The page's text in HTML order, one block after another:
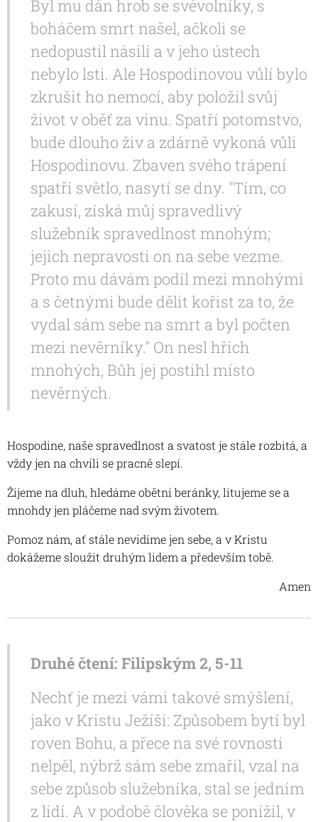
Byl mu dán hrob se svévolníky, s
boháčem smrt našel, ačkoli se
nedopustil násilí a v jeho ústech
nebylo lsti. Ale Hospodinovou vůlí bylo
zkrušit ho nemocí, aby položil svůj
život v oběť za vinu. Spatří potomstvo,
bude dlouho živ a zdárně vykoná vůli
Hospodinovu. Zbaven svého trápení
spatří světlo, nasytí se dny. "Tím, co
zakusí, získá můj spravedlivý
služebník spravedlnost mnohým;
jejich nepravosti on na sebe vezme.
Proto mu dávám podíl mezi mnohými
a s četnými bude dělit kořist za to, že
vydal sám sebe na smrt a byl počten
mezi nevěrníky." On nesl hřích
mnohých, Bůh jej postihl místo
nevěrných.
Hospodine, naše spravedlnost a svatost je stále rozbitá, a
vždy jen na chvíli se pracně slepí.
Žijeme na dluh, hledáme obětní beránky, litujeme se a
mnohdy jen pláčeme nad svým životem.
Pomoz nám, ať stále nevidíme jen sebe, a v Kristu
dokážeme sloužit druhým lidem a především tobě.
Amen
Druhé čtení: Filipským 2, 5-11
Nechť je mezi vámi takové smýšlení,
jako v Kristu Ježíši: Způsobem bytí byl
roven Bohu, a přece na své rovnosti
nelpěl, nýbrž sám sebe zmařil, vzal na
sebe způsob služebníka, stal se jedním
z lidí. A v podobě člověka se ponížil, v